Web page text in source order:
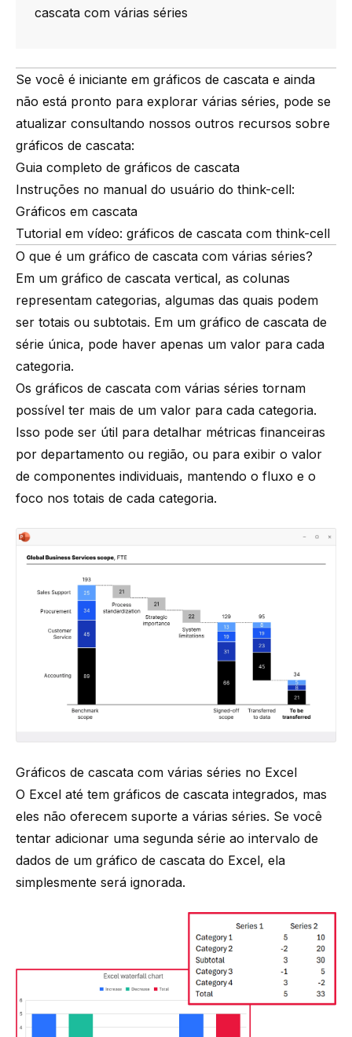
cascata com várias séries
Se você é iniciante em gráficos de cascata e ainda
não está pronto para explorar várias séries, pode se
atualizar consultando nossos outros recursos sobre
gráficos de cascata:
Guia completo de gráficos de cascata
Instruções no manual do usuário do think-cell:
Gráficos em cascata
Tutorial em vídeo: gráficos de cascata com think-cell
O que é um gráfico de cascata com várias séries?
Em um gráfico de cascata vertical, as colunas
representam categorias, algumas das quais podem
ser totais ou subtotais. Em um gráfico de cascata de
série única, pode haver apenas um valor para cada
categoria.
Os gráficos de cascata com várias séries tornam
possível ter mais de um valor para cada categoria.
Isso pode ser útil para detalhar métricas financeiras
por departamento ou região, ou para exibir o valor
de componentes individuais, mantendo o fluxo e o
foco nos totais de cada categoria.
Gráficos de cascata com várias séries no Excel
O Excel até tem gráficos de cascata integrados, mas
eles não oferecem suporte a várias séries. Se você
tentar adicionar uma segunda série ao intervalo de
dados de um gráfico de cascata do Excel, ela
simplesmente será ignorada.